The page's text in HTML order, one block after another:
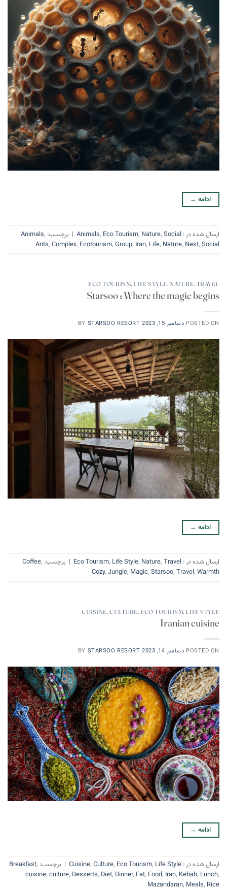
ادامه →
ارسال شده در : Animals, Eco Tourism, Nature, Social
| برچسب: Animals,
Ants, Complex, Ecotourism, Group, Iran, Life, Nature, Nest, Social
ECO TOURISM, LIFE STYLE, NATURE,TRAVEL
Starsoo : Where the magic begins
POSTED ON دسامبر 15, 2023 BY STARSOO RESORT
ادامه →
ارسال شده در : Eco Tourism, Life Style, Nature, Travel
| برچسب: Coffee,
Cozy, Jungle, Magic, Starsoo, Travel, Warmth
CUISINE,CULTURE, ECO TOURISM, LIFE STYLE
Iranian cuisine
POSTED ON دسامبر 14, 2023 BY STARSOO RESORT
ادامه →
ارسال شده در : Cuisine, Culture, Eco Tourism, Life Style
| برچسب: Breakfast,
cuisine, culture, Desserts, Diet, Dinner, Fat, Food, Iran, Kebab, Lunch,
Mazandaran, Meals, Rice